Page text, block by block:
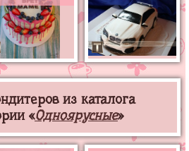
из каталога
«Одноярусные»